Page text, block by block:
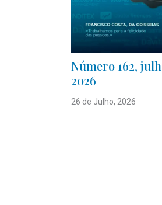
Número 162,
2026
26 de Julho, 2026